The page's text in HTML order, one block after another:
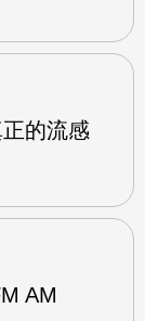
的流感
AM